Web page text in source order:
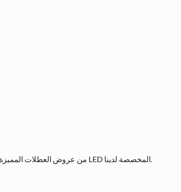
من عروض العطلات المميزة إلى روائع الهندسة المعمارية، استكشف أحدث حلول الإضاءة بتقنية LED المخصصة لدينا.